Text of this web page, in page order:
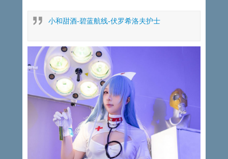
小和甜酒-碧蓝航线-伏罗希洛夫护士